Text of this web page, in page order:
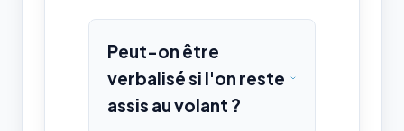
Peut-on être
verbalisé si l'on reste
assis au volant ?